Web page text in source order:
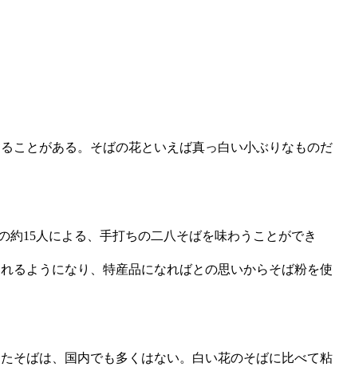
ことがある。そばの花といえば真っ白い小ぶりなものだ
15人による、手打ちの二八そばを味わうことができ
るようになり、特産品になればとの思いからそば粉を使
そばは、国内でも多くはない。白い花のそばに比べて粘